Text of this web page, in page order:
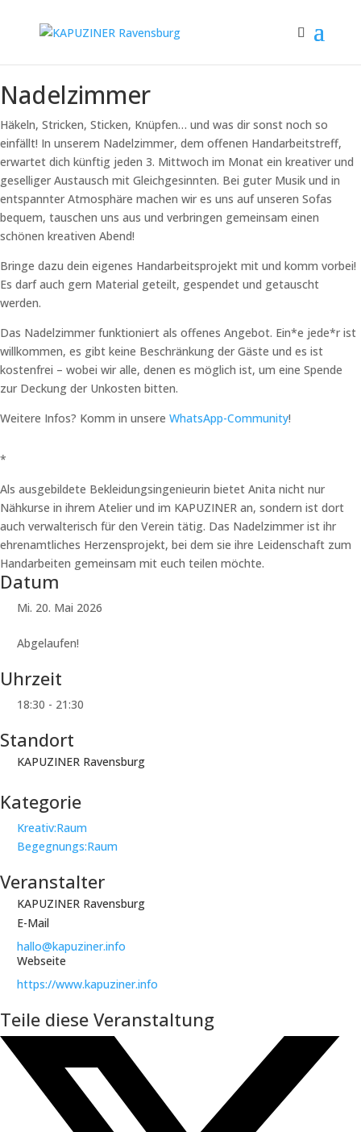
Nadelzimmer
Häkeln, Stricken, Sticken, Knüpfen… und was dir sonst noch so
einfällt! In unserem Nadelzimmer, dem offenen Handarbeitstreff,
erwartet dich künftig jeden 3. Mittwoch im Monat ein kreativer und
geselliger Austausch mit Gleichgesinnten. Bei guter Musik und in
entspannter Atmosphäre machen wir es uns auf unseren Sofas
bequem, tauschen uns aus und verbringen gemeinsam einen
schönen kreativen Abend!
Bringe dazu dein eigenes Handarbeitsprojekt mit und komm vorbei!
Es darf auch gern Material geteilt, gespendet und getauscht
werden.
Das Nadelzimmer funktioniert als offenes Angebot. Ein*e jede*r ist
willkommen, es gibt keine Beschränkung der Gäste und es ist
kostenfrei – wobei wir alle, denen es möglich ist, um eine Spende
zur Deckung der Unkosten bitten.
Weitere Infos? Komm in unsere WhatsApp-Community!
*
Als ausgebildete Bekleidungsingenieurin bietet Anita nicht nur
Nähkurse in ihrem Atelier und im KAPUZINER an, sondern ist dort
auch verwalterisch für den Verein tätig. Das Nadelzimmer ist ihr
ehrenamtliches Herzensprojekt, bei dem sie ihre Leidenschaft zum
Handarbeiten gemeinsam mit euch teilen möchte.
Datum
Mi. 20. Mai 2026
Abgelaufen!
Uhrzeit
18:30 - 21:30
Standort
KAPUZINER Ravensburg
Kategorie
Kreativ:Raum
Begegnungs:Raum
Veranstalter
KAPUZINER Ravensburg
E-Mail
hallo@kapuziner.info
Webseite
https://www.kapuziner.info
Teile diese Veranstaltung